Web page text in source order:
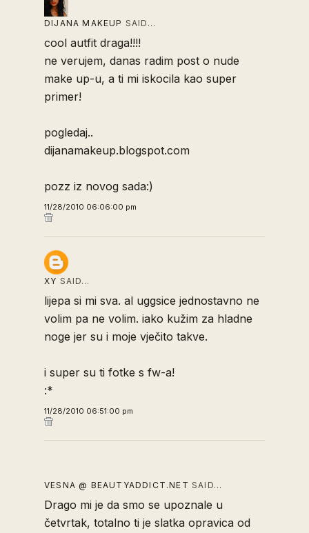
DIJANA MAKEUP SAID…
cool autfit draga!!!!
ne verujem, danas radim post o nude
make up-u, a ti mi iskocila kao super
primer!
pogledaj..
dijanamakeup.blogspot.com
pozz iz novog sada:)
11/28/2010 06:06:00 pm
XY SAID…
lijepa si mi sva. al uggsice jednostavno ne
volim pa ne volim. iako kužim za hladne
noge jer su i moje vječito takve.
i super su ti fotke s fw-a!
:*
11/28/2010 06:51:00 pm
VESNA @ BEAUTYADDICT.NET SAID…
Drago mi je da smo se upoznale u
četvrtak, totalno ti je slatka opravica od